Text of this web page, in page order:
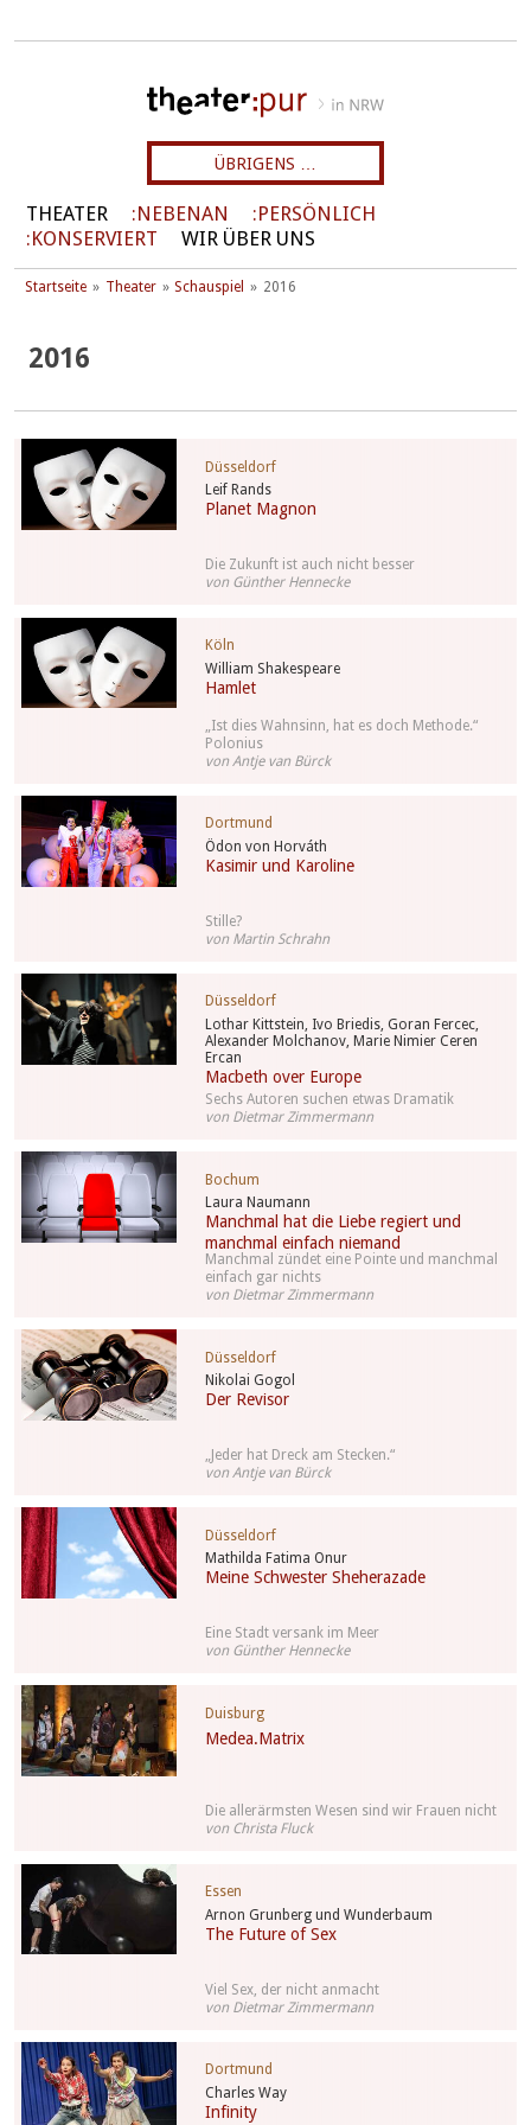
ÜBRIGENS …
THEATER NEBENAN
PERSÖNLICH
KONSERVIERT
WIR ÜBER UNS
Startseite Theater Schauspiel 2016
2016
Leif Rands
Planet Magnon
Düsseldorf
Die Zukunft ist auch nicht besser
von Günther Hennecke
William Shakespeare
Hamlet
Köln
„Ist dies Wahnsinn, hat es doch Methode.“
Polonius
von Antje van Bürck
Ödon von Horváth
Kasimir und Karoline
Dortmund
Stille?
von Martin Schrahn
Lothar Kittstein, Ivo Briedis, Goran Fercec,
Alexander Molchanov, Marie Nimier Ceren
Ercan
Macbeth over Europe
Düsseldorf
Sechs Autoren suchen etwas Dramatik
von Dietmar Zimmermann
Laura Naumann
Manchmal hat die Liebe regiert und
manchmal einfach niemand
Bochum
Manchmal zündet eine Pointe und manchmal
einfach gar nichts
von Dietmar Zimmermann
Nikolai Gogol
Der Revisor
Düsseldorf
„Jeder hat Dreck am Stecken.“
von Antje van Bürck
Mathilda Fatima Onur
Meine Schwester Sheherazade
Düsseldorf
Eine Stadt versank im Meer
von Günther Hennecke
Medea.Matrix
Duisburg
Die allerärmsten Wesen sind wir Frauen nicht
von Christa Fluck
Arnon Grunberg und Wunderbaum
The Future of Sex
Essen
Viel Sex, der nicht anmacht
von Dietmar Zimmermann
Charles Way
Infinity
Dortmund